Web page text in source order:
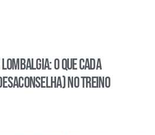
o que cada
no treino